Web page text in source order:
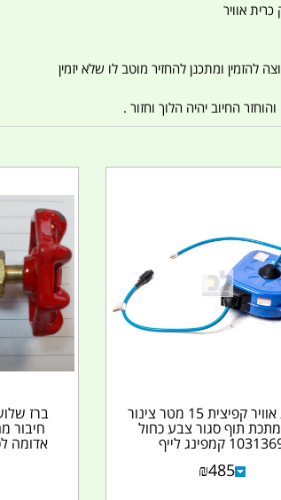
אוויר
להזמין ומתכנן להחזיר מוטב לו שלא יזמין
החיוב יהיה הלוך וחזור .
גלגלת אוויר קפיצית 15 מטר צינור
8\3 מתכת תוף סגור צבע כחול
קמפינג לייף
₪485
חיבור
אדומה